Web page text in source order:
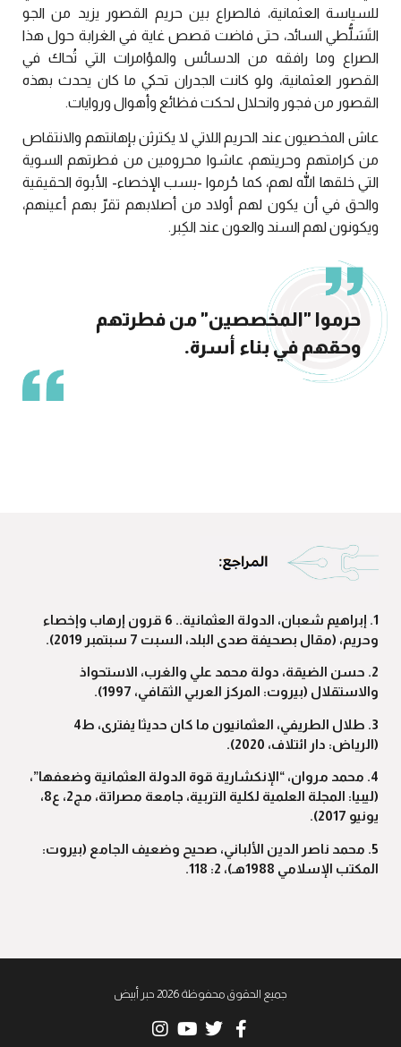
للسياسة العثمانية، فالصراع بين حريم القصور يزيد من الجو
التَسَلُّطي السائد، حتى فاضت قصص غاية في الغرابة حول هذا
الصراع وما رافقه من الدسائس والمؤامرات التي تُحاك في
القصور العثمانية، ولو كانت الجدران تحكي ما كان يحدث بهذه
القصور من فجور وانحلال لحكت فظائع وأهوال وروايات.
عاش المخصيون عند الحريم اللاتي لا يكترثن بإهانتهم والانتقاص
من كرامتهم وحريتهم، عاشوا محرومين من فطرتهم السوية
التي خلقها الله لهم، كما حُرموا -بسب الإخصاء- الأبوة الحقيقية
والحق في أن يكون لهم أولاد من أصلابهم تقرّ بهم أعينهم،
ويكونون لهم السند والعون عند الكِبر.
حرموا "المخصصين" من فطرتهم
وحقهم في بناء أسرة.
1. إبراهيم شعبان، الدولة العثمانية.. 6 قرون إرهاب وإخصاء
وحريم، (مقال بصحيفة صدى البلد، السبت 7 سبتمبر 2019).
2. حسن الضيقة، دولة محمد علي والغرب، الاستحواذ
والاستقلال (بيروت: المركز العربي الثقافي، 1997).
3. طلال الطريفي، العثمانيون ما كان حديثا يفترى، ط4
(الرياض: دار ائتلاف، 2020).
4. محمد مروان، “الإنكشارية قوة الدولة العثمانية وضعفها”،
(ليبيا: المجلة العلمية لكلية التربية، جامعة مصراتة، مج2، ع8،
يونيو 2017).
5. محمد ناصر الدين الألباني، صحيح وضعيف الجامع (بيروت:
المكتب الإسلامي 1988هـ)، 2: 118.
جميع الحقوق محفوظة 2026 حبر أبيض